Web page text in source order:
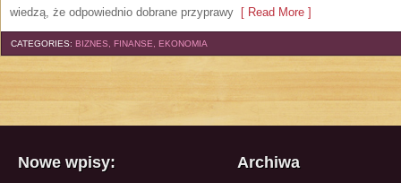
wiedzą, że odpowiednio dobrane przyprawy [ Read More ]
CATEGORIES: BIZNES, FINANSE, EKONOMIA
Nowe wpisy: Archiwa